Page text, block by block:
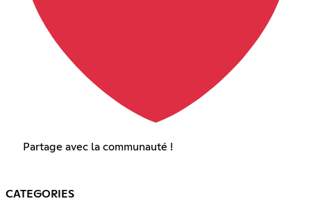
Partage avec la communauté !
CATEGORIES